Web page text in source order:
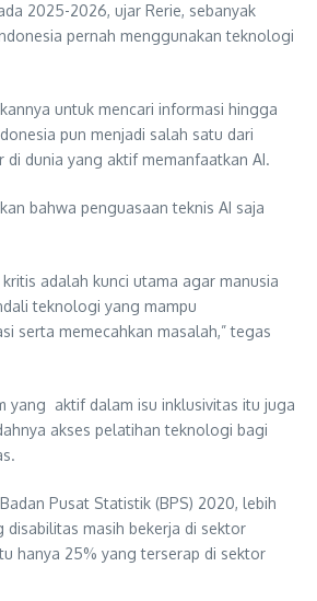
2025-2026, ujar Rerie, sebanyak
pernah menggunakan teknologi
untuk mencari informasi hingga
pun menjadi salah satu dari
di dunia yang aktif memanfaatkan AI.
bahwa penguasaan teknis AI saja
kritis adalah kunci utama agar manusia
teknologi yang mampu
serta memecahkan masalah,” tegas
yang aktif dalam isu inklusivitas itu juga
akses pelatihan teknologi bagi
Pusat Statistik (BPS) 2020, lebih
disabilitas masih bekerja di sektor
hanya 25% yang terserap di sektor